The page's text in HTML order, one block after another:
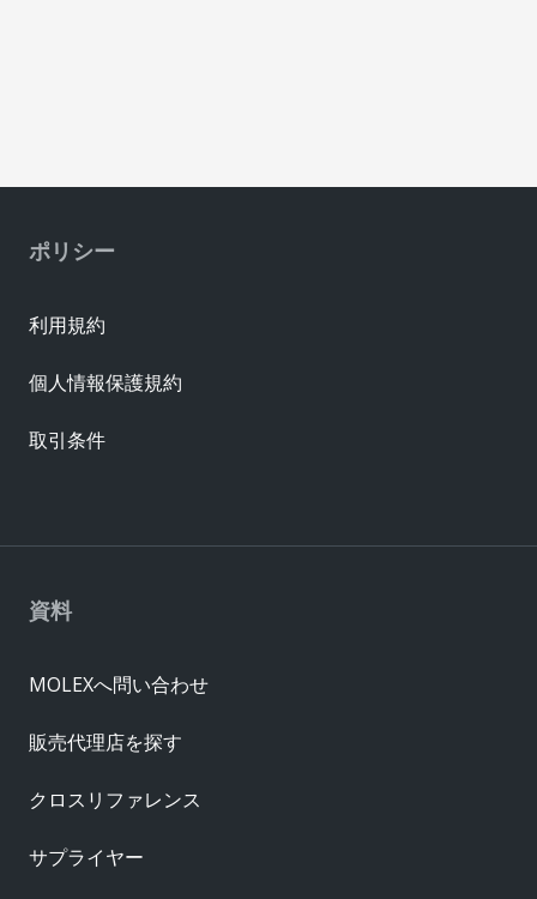
資料
MOLEXへ問い合わせ
販売代理店を探す
クロスリファレンス
サプライヤー
ポリシー
利用規約
個人情報保護規約
取引条件